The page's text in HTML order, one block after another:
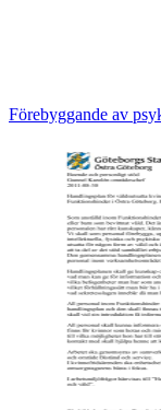
Förebyggande av